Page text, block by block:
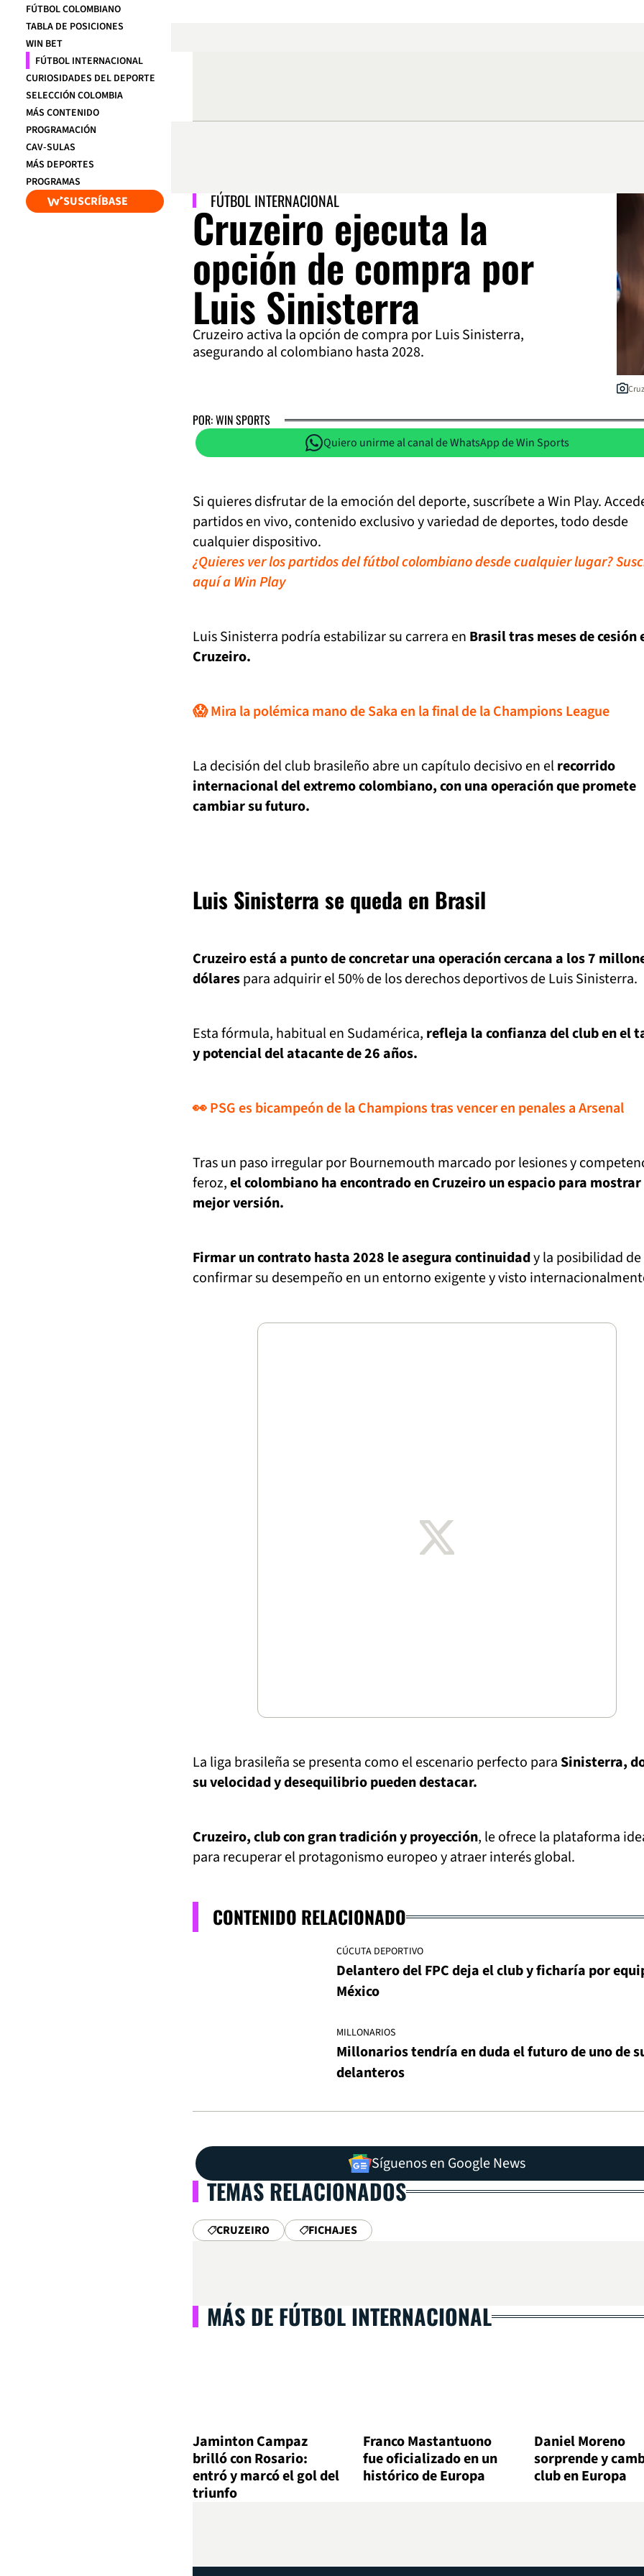
FÚTBOL COLOMBIANO
TABLA DE POSICIONES
WIN BET
FÚTBOL INTERNACIONAL
CURIOSIDADES DEL DEPORTE
SELECCIÓN COLOMBIA
MÁS CONTENIDO
PROGRAMACIÓN
CAV-SULAS
MÁS DEPORTES
PROGRAMAS
SUSCRÍBASE FÚTBOL INTERNACIONAL
Cruzeiro ejecuta la
opción de compra por
Luis Sinisterra
Cruzeiro activa la opción de compra por Luis Sinisterra,
asegurando al colombiano hasta 2028.
POR: WIN SPORTS
Quiero unirme al canal de WhatsApp de Win Sports
Si quieres disfrutar de la emoción del deporte, suscríbete a Win Play.
partidos en vivo, contenido exclusivo y variedad de deportes, todo desde
cualquier dispositivo.
¿Quieres ver los partidos del fútbol colombiano desde cualquier lugar?
aquí a Win Play
Luis Sinisterra podría estabilizar su carrera en Brasil tras meses de cesión
Cruzeiro.
😱 Mira la polémica mano de Saka en la final de la Champions League
La decisión del club brasileño abre un capítulo decisivo en elrecorrido
internacional del extremo colombiano, con una operación que promete
cambiar su futuro.
Luis Sinisterra se queda en Brasil
Cruzeiro está a punto de concretar una operación cercana a los 7
dólarespara adquirir el 50% de los derechos deportivos de Luis Sinisterra.
Esta fórmula, habitual en Sudamérica, refleja la confianza del club en el
y potencial del atacante de 26 años.
👀 PSG es bicampeón de la Champions tras vencer en penales a Arsenal
Tras un paso irregular por Bournemouth marcado por lesiones y
feroz,el colombiano ha encontrado en Cruzeiro un espacio para mostrar
mejor versión.
Firmar un contrato hasta 2028 le asegura continuidady la posibilidad de
confirmar su desempeño en un entorno exigente y visto
La liga brasileña se presenta como el escenario perfecto para Sinisterra,
su velocidad y desequilibrio pueden destacar.
Cruzeiro, club con gran tradición y proyección, le ofrece la plataforma
para recuperar el protagonismo europeo y atraer interés global.
CONTENIDO RELACIONADO
CÚCUTA DEPORTIVO
Delantero del FPC deja el club y ficharía por
México
MILLONARIOS
Millonarios tendría en duda el futuro de uno de
delanteros
Síguenos en Google News
TEMAS RELACIONADOS
CRUZEIRO FICHAJES
MÁS DE FÚTBOL INTERNACIONAL
Jaminton Campaz
brilló con Rosario:
entró y marcó el gol del
triunfo
Franco Mastantuono
fue oficializado en un
histórico de Europa
Daniel Moreno
sorprende y
club en Europa